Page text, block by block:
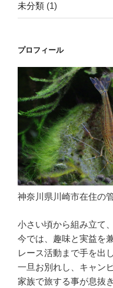
未分類 (1)
プロフィール
神奈川県川崎市在住の
小さい頃から組み立て
今では、趣味と実益を
レース活動まで手を出
一旦お別れし、キャン
家族で旅する事が息抜